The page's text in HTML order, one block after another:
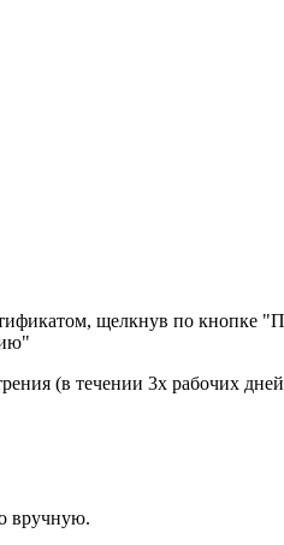
щелкнув по кнопке
(в течении 3х рабочих
вручную.